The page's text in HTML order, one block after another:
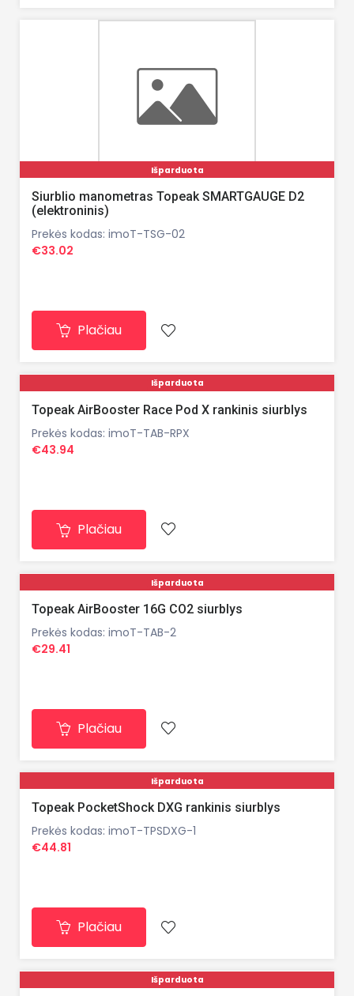
Išparduota
Siurblio manometras Topeak SMARTGAUGE D2
(elektroninis)
Prekės kodas: imoT-TSG-02
€33.02
Plačiau
Išparduota
Topeak AirBooster Race Pod X rankinis siurblys
Prekės kodas: imoT-TAB-RPX
€43.94
Plačiau
Išparduota
Topeak AirBooster 16G CO2 siurblys
Prekės kodas: imoT-TAB-2
€29.41
Plačiau
Išparduota
Topeak PocketShock DXG rankinis siurblys
Prekės kodas: imoT-TPSDXG-1
€44.81
Plačiau
Išparduota